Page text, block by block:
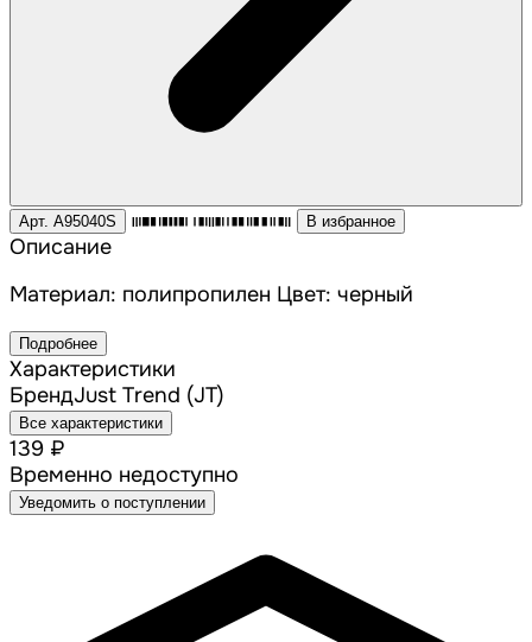
Арт. A95040S В избранное
Описание
Материал: полипропилен Цвет: черный
Подробнее
Характеристики
БрендJust Trend (JT)
Все характеристики
139 ₽
Временно недоступно
Уведомить о поступлении